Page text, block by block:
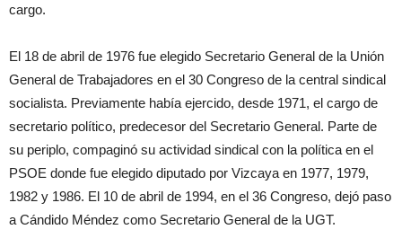
cargo.
El 18 de abril de 1976 fue elegido Secretario General de la Unión
General de Trabajadores en el 30 Congreso de la central sindical
socialista. Previamente había ejercido, desde 1971, el cargo de
secretario político, predecesor del Secretario General. Parte de
su periplo, compaginó su actividad sindical con la política en el
PSOE donde fue elegido diputado por Vizcaya en 1977, 1979,
1982 y 1986. El 10 de abril de 1994, en el 36 Congreso, dejó paso
a Cándido Méndez como Secretario General de la UGT.